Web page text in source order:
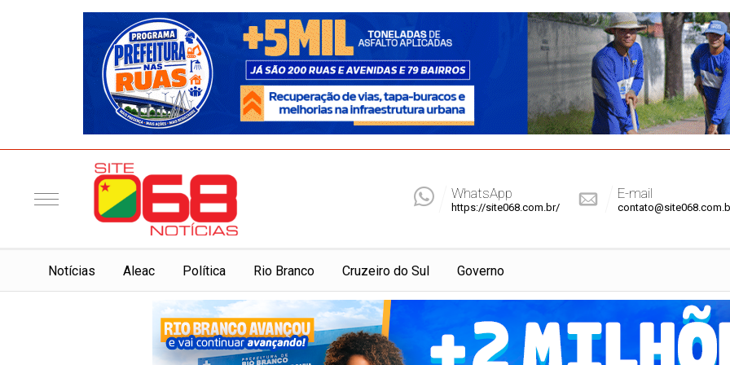
E-mail
WhatsApp
https://site068.com.br/
Notí­cias Aleac Política Rio Branco Cruzeiro do Sul Governo